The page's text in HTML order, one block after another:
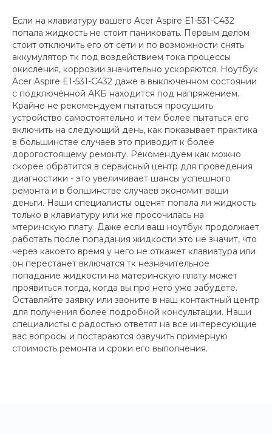
Если на клавиатуру вашего Acer Aspire E1-531-C432
попала жидкость не стоит паниковать. Первым делом
стоит отключить его от сети и по возможности снять
аккумулятор тк под воздействием тока процессы
окисления, коррозии значительно ускоряются. Ноутбук
Acer Aspire E1-531-C432 даже в выключенном состоянии
с подключённой АКБ находится под напряжением.
Крайне не рекомендуем пытаться просушить
устройство самостоятельно и тем более пытаться его
включить на следующий день, как показывает практика
в большинстве случаев это приводит к более
дорогостоящему ремонту. Рекомендуем как можно
скорее обратится в сервисный центр для проведения
диагностики - это увеличивает шансы успешного
ремонта и в болшинстве случаев экономит ваши
деньги. Наши специалисты оценят попала ли жидкость
только в клавиатуру или же просочилась на
мтеринскую плату. Даже если ваш ноутбук продолжает
работать после попадания жидкости это не значит, что
через какоето время у него не откажет клавиатура или
он перестанет включатся тк незначительное
попадание жидкости на материнскую плату может
проявиться тогда, когда вы про него уже забудете.
Оставляйте заявку или звоните в наш контактный центр
для получения более подробной консультации. Наши
специалисты с радостью ответят на все интересующие
вас вопросы и постараются озвучить примерную
стоимость ремонта и сроки его выполнения.